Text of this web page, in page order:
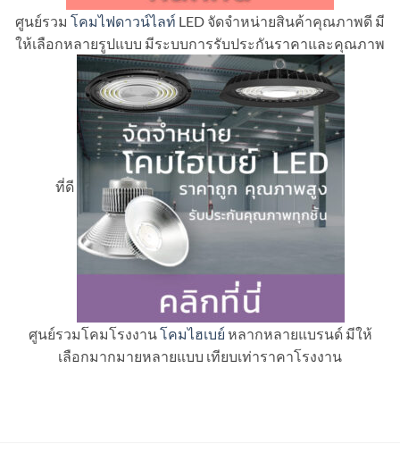
ศูนย์รวม โคมไฟดาวน์ไลท์ LED จัดจำหน่ายสินค้าคุณภาพดี มี
ให้เลือกหลายรูปแบบ มีระบบการรับประกันราคาและคุณภาพ
ที่ดี
ศูนย์รวมโคมโรงงานโคมไฮเบย์ หลากหลายแบรนด์ มีให้
เลือกมากมายหลายแบบ เทียบเท่าราคาโรงงาน